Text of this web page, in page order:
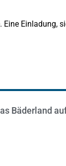
Einladung,
Bäderland